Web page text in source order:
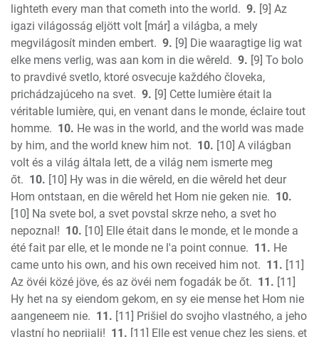
Titus
Philemon
Hebrews
James
1 Peter
2 Peter
1 John
2 John
3 John
Jude
Revelation
lighteth every man that cometh into the world. 9. [9] Az
igazi világosság eljött volt [már] a világba, a mely
megvilágosít minden embert. 9. [9] Die waaragtige lig wat
elke mens verlig, was aan kom in die wêreld. 9. [9] To bolo
to pravdivé svetlo, ktoré osvecuje každého človeka,
prichádzajúceho na svet. 9. [9] Cette lumière était la
véritable lumière, qui, en venant dans le monde, éclaire tout
homme. 10. He was in the world, and the world was made
by him, and the world knew him not. 10. [10] A világban
volt és a világ általa lett, de a világ nem ismerte meg
őt. 10. [10] Hy was in die wêreld, en die wêreld het deur
Hom ontstaan, en die wêreld het Hom nie geken nie. 10.
[10] Na svete bol, a svet povstal skrze neho, a svet ho
nepoznal! 10. [10] Elle était dans le monde, et le monde a
été fait par elle, et le monde ne l'a point connue. 11. He
came unto his own, and his own received him not. 11. [11]
Az övéi közé jöve, és az övéi nem fogadák be őt. 11. [11]
Hy het na sy eiendom gekom, en sy eie mense het Hom nie
aangeneem nie. 11. [11] Prišiel do svojho vlastného, a jeho
vlastní ho neprijali! 11. [11] Elle est venue chez les siens, et